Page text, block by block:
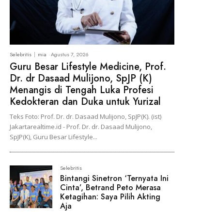
Selebritis mia -Agustus 7, 2026
Guru Besar Lifestyle Medicine, Prof.
Dr. dr Dasaad Mulijono, SpJP (K)
Menangis di Tengah Luka Profesi
Kedokteran dan Duka untuk Yurizal
Teks Foto: Prof. Dr. dr. Dasaad Mulijono, SpJP(K). (ist)
Jakartarealtime.id - Prof. Dr. dr. Dasaad Mulijono,
SpJP(K), Guru Besar Lifestyle...
Selebritis
Bintangi Sinetron ‘Ternyata Ini
Cinta’, Betrand Peto Merasa
Ketagihan: Saya Pilih Akting
Aja